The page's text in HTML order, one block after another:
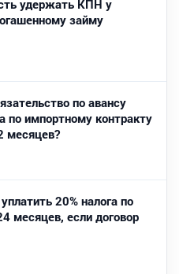
удержать КПН у
займу
по авансу
по импортному контракту
месяцев?
20% налога по
месяцев, если договор